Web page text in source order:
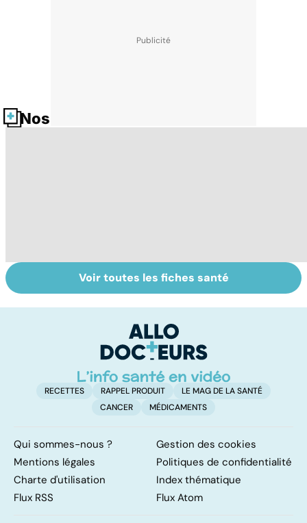
Nos fiches santé
HPV : tout savoir
sur les
Glandes
salivaires : les
glande parotide
Voir toutes les fiches santé
RECETTES RAPPEL PRODUIT
LE MAG DE LA SANTÉ
CANCER
MÉDICAMENTS
Qui sommes-nous ?
Gestion des cookies
Mentions légales
Politiques de confidentialité
Charte d'utilisation
Index thématique
Flux RSS
Flux Atom